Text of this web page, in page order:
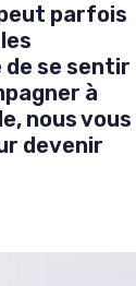
parfois
se sentir
à
nous vous
devenir